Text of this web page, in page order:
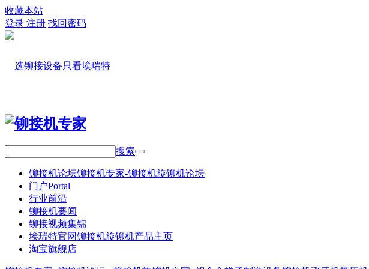
收藏本站
登录 注册 找回密码
搜索
铆接机论坛铆接机专家-铆接机旋铆机论坛
门户Portal
行业前沿
铆接机要闻
铆接视频集锦
埃瑞特官网铆接机旋铆机产品主页
淘宝旗舰店